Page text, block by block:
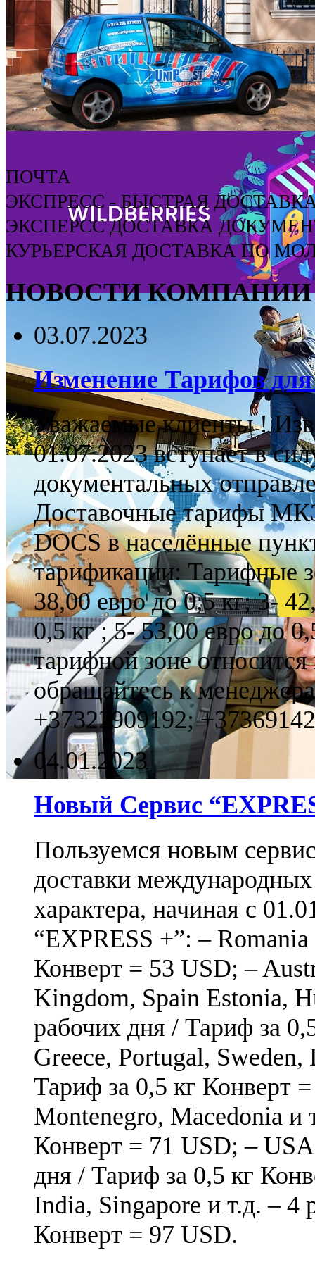
Гарантированная, курьерская доставка
Доставка
Международная доставка
ПОЧТА
ЭКСПРЕСС - БЫСТРАЯ
ЭКСПЕРСС ДОСТАВКА
КУРЬЕРСКАЯ ДОСТАВКА ПО
НОВОСТИ КОМПАНИИ
03.07.2023
Изменение Тарифов
Уважаемые клиенты !
01.07.2023 вступает в
документальных
Доставочные тарифы
DOCS в населённые
тарификации: Тарифные
38,00 евро до 0,5 кг; 3-
0,5 кг ; 5- 53,00 евро до
тарифной зоне
обращайтесь к
+37322909192;
04.01.2023
Новый Сервис
Пользуемся новым
доставки
характера, начиная с
“EXPRESS +”: –
Конверт = 53 USD; –
Kingdom, Spain Estonia,
рабочих дня / Тариф за
Greece, Portugal,
Тариф за 0,5 кг Конверт
Montenegro, Macedonia и
Конверт = 71 USD; –
дня / Тариф за 0,5 кг
India, Singapore и т.д. – 4
Конверт = 97 USD.